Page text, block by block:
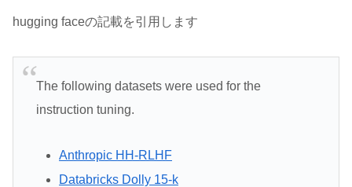
hugging faceの記載を引用します
The following datasets were used for the
instruction tuning.
Anthropic HH-RLHF
Databricks Dolly 15-k